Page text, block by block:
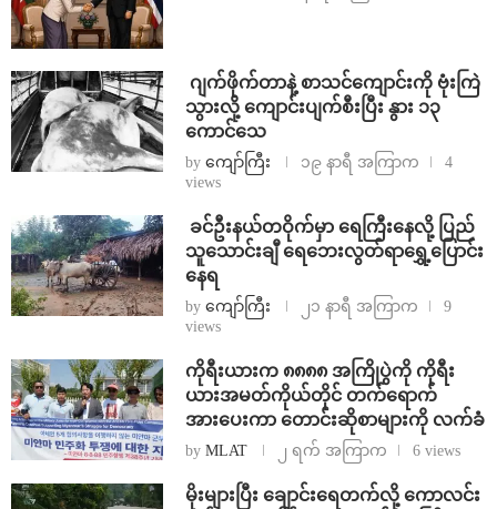
⁨⁩ ⁨ဂျက်ဖိုက်တာနဲ့ စာသင်ကျောင်းကို ဗုံးကြဲ
သွားလို့ ကျောင်းပျက်စီးပြီး နွား ၁၃
ကောင်သေ
by ကျော်ကြီး ၁၉ နာရီ အကြာက
4
views
⁩ ⁨ခင်ဦးနယ်တဝိုက်မှာ ရေကြီးနေလို့ ပြည်
သူသောင်းချီ ရေဘေးလွတ်ရာရွှေ့ပြောင်း
နေရ
by ကျော်ကြီး ၂၁ နာရီ အကြာက
9
views
ကိုရီးယားက ၈၈၈၈ အကြိုပွဲကို ကိုရီး
ယားအမတ်ကိုယ်တိုင် တက်ရောက်
အားပေးကာ တောင်းဆိုစာများကို လက်ခံ
by MLAT ၂ ရက် အကြာက 6 views
⁨မိုးများပြီး ချောင်းရေတက်လို့ ကောလင်း